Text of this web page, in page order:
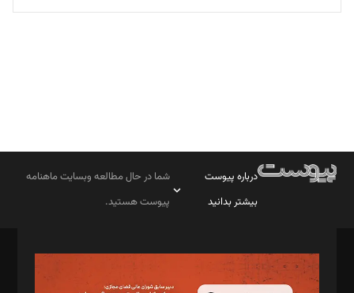
تحریریه
درباره پیوست
بیشتر بدانید
شما در حال مطالعه وبسایت ماهنامه
پیوست هستید.
مدیر مسئول: محمدباقر اثنی‌عشری
سردبیر: مهرک محمودی